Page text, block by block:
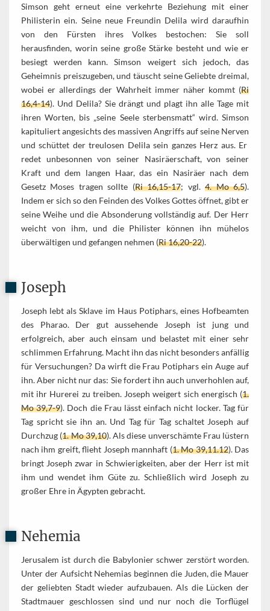
Simson geht erneut eine verkehrte Beziehung mit einer
Philisterin ein. Seine neue Freundin Delila wird daraufhin
von den Fürsten ihres Volkes bestochen: Sie soll
herausfinden, worin seine große Stärke besteht und wie er
besiegt werden kann. Simson weigert sich jedoch, das
Geheimnis preiszugeben, und täuscht seine Geliebte dreimal,
wobei er allerdings der Wahrheit immer näher kommt (Ri
16,4-14). Und Delila? Sie drängt und plagt ihn alle Tage mit
ihren Worten, bis „seine Seele sterbensmatt“ wird. Simson
kapituliert angesichts des massiven Angriffs auf seine Nerven
und schüttet der treulosen Delila sein ganzes Herz aus. Er
redet unbesonnen von seiner Nasiräerschaft, von seiner
Kraft und dem langen Haar, das ein Nasiräer nach dem
Gesetz Moses tragen sollte (Ri 16,15-17; vgl.4. Mo 6,5).
Indem er sich so den Feinden des Volkes Gottes öffnet, gibt er
seine Weihe und die Absonderung vollständig auf. Der Herr
weicht von ihm, und die Philister können ihn mühelos
überwältigen und gefangen nehmen (Ri 16,20-22).
Joseph
Joseph lebt als Sklave im Haus Potiphars, eines Hofbeamten
des Pharao. Der gut aussehende Joseph ist jung und
erfolgreich, aber auch einsam und belastet mit einer sehr
schlimmen Erfahrung. Macht ihn das nicht besonders anfällig
für Versuchungen? Da wirft die Frau Potiphars ein Auge auf
ihn. Aber nicht nur das: Sie fordert ihn auch unverhohlen auf,
mit ihr Hurerei zu treiben. Joseph weigert sich energisch (1.
Mo 39,7-9). Doch die Frau lässt einfach nicht locker. Tag für
Tag spricht sie ihn an. Und Tag für Tag schaltet Joseph auf
Durchzug (1. Mo 39,10). Als diese unverschämte Frau lüstern
nach ihm greift, flieht Joseph mannhaft (1. Mo 39,11.12). Das
bringt Joseph zwar in Schwierigkeiten, aber der Herr ist mit
ihm und wendet ihm Güte zu. Schließlich wird Joseph zu
großer Ehre in Ägypten gebracht.
Nehemia
Jerusalem ist durch die Babylonier schwer zerstört worden.
Unter der Aufsicht Nehemias beginnen die Juden, die Mauer
der geliebten Stadt wieder aufzubauen. Als die Lücken der
Stadtmauer geschlossen sind und nur noch die Torflügel